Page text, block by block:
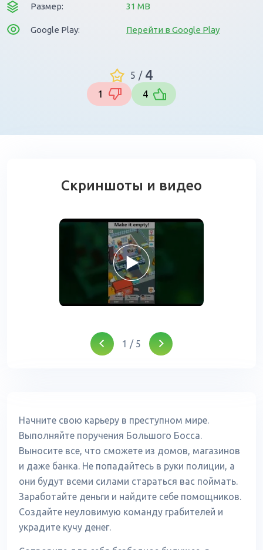
Размер: 31 MB
Google Play: Перейти в Google Play
5 / 4
1 4
Скриншоты и видео
1 / 5
Начните свою карьеру в преступном мире.
Выполняйте поручения Большого Босса.
Выносите все, что сможете из домов, магазинов
и даже банка. Не попадайтесь в руки полиции, а
они будут всеми силами стараться вас поймать.
Заработайте деньги и найдите себе помощников.
Создайте неуловимую команду грабителей и
украдите кучу денег.